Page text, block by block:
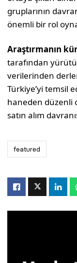
gruplarının
önemli bir rol
Araştırmanın
tarafından
verilerinden
Türkiye’yi temsil
haneden düzenli
satın alım
featured